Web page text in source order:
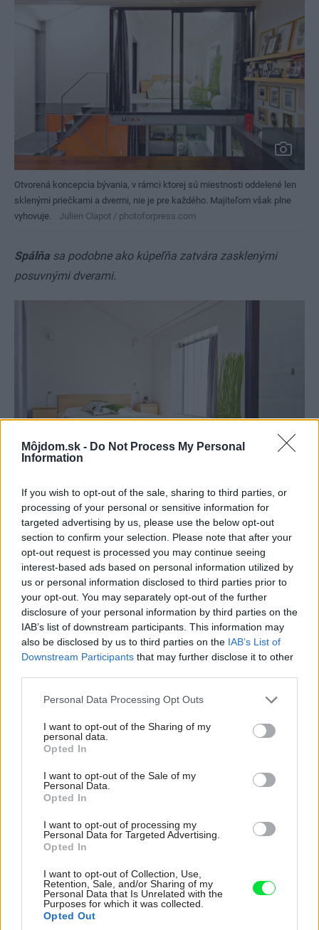
Môjdom.sk - Do Not Process My Personal
Information
If you wish to opt-out of the sale, sharing to third parties, or
processing of your personal or sensitive information for
targeted advertising by us, please use the below opt-out
section to confirm your selection. Please note that after your
opt-out request is processed you may continue seeing
interest-based ads based on personal information utilized by
us or personal information disclosed to third parties prior to
your opt-out. You may separately opt-out of the further
disclosure of your personal information by third parties on the
IAB’s list of downstream participants. This information may
also be disclosed by us to third parties on the IAB’s List of
Downstream Participants that may further disclose it to other
Please note that this website/app uses one or more Google
not limited to your visit or usage behaviour. You may click to
grant or deny consent to Google and its third-party tags to
use your data for below specified purposes in below Google
consent section.
Personal Data Processing Opt Outs
I want to opt-out of the Sharing of my
personal data.
Opted In
I want to opt-out of the Sale of my
Personal Data.
Opted In
I want to opt-out of processing my
Personal Data for Targeted Advertising.
Opted In
I want to opt-out of Collection, Use,
Retention, Sale, and/or Sharing of my
Personal Data that Is Unrelated with the
Purposes for which it was collected.
Opted Out
Otvorená koncepcia bývania, v rámci ktorej sú miestnosti oddelené len
sklenými priečkami a dvermi, nie je pre každého. Majiteľom však plne
vyhovuje.
Julien Clapot / photoforpress.com
Spálňa sa podobne ako kúpeľňa zatvára zasklenými
posuvnými dverami.
V spálni majitelia zvolili sviežu zelenú farbu. Nechceli ju zaťažiť
nábytkom, preto v nej nájdete len posteľ, nočné stolíky a kreslo na
čítanie.
Julien Clapot / photoforpress.com
Zjednotenie materiálmi i svetlom
Na zjednotenie priestoru majitelia využili priemyselné
materiály v rozličných odtieňoch sivej, ktoré sú im blízke.
V celom interiéri sa tak prelína oceľ, antikoro, hliník a
harmonizuje s masívnou stenou s otvorenými policami a
úložným priestorom, čiastočne natretou kovovo
striebornou farbou.
Skutočný zjednocujúci prvok v architektúre tohto domu
však predstavuje prúdenie svetla a vzduchu v ňom.
Hojnosť svetla prenikajúceho cez sklenenú fasádu,
sklenené podlahy a mnohé bočné okná zjemňuje
dizajnový prvok viditeľný z každého uhla tohto
jedinečného priestoru.